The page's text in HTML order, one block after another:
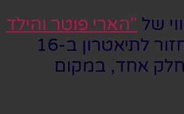
של "הארי פוטר והילד
תחזור לתיאטרון ב-16
אחד, במקום